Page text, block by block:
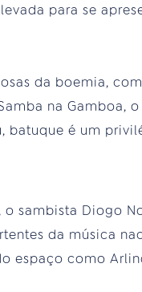
para se
da boemia,
na Gamboa,
batuque é um
sambista Diogo
da música
espaço como